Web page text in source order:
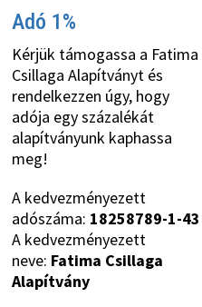
Adó 1%
Kérjük támogassa a Fatima
Csillaga Alapítványt és
rendelkezzen úgy, hogy
adója egy százalékát
alapítványunk kaphassa
meg!
A kedvezményezett
adószáma: 18258789-1-43
A kedvezményezett
neve: Fatima Csillaga
Alapítvány